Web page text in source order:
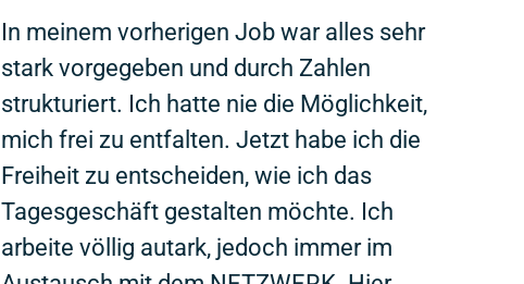
In meinem vorherigen Job war alles sehr
stark vorgegeben und durch Zahlen
strukturiert. Ich hatte nie die Möglichkeit,
mich frei zu entfalten. Jetzt habe ich die
Freiheit zu entscheiden, wie ich das
Tagesgeschäft gestalten möchte. Ich
arbeite völlig autark, jedoch immer im